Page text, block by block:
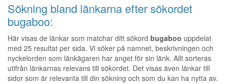
Sökning bland länkarna efter sökordet
bugaboo:
Här visas de länkar som matchar ditt sökord bugaboo uppdelat
med 25 resultat per sida. Vi söker på namnet, beskrivningen och
nyckelorden som länkägaren har anget för sin länk. Allt sorteras
utifrån länkarnas relevans till sökordet. Det visas även länkar till
sidor som är relevanta till din sökning och som du kan ha nytta av.